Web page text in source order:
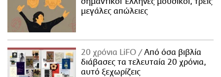
μεγάλες απώλειες
20 χρόνια LiFO
Από όσα βιβλία
διάβασες τα τελευταία 20 χρόνια,
αυτό ξεχωρίζεις